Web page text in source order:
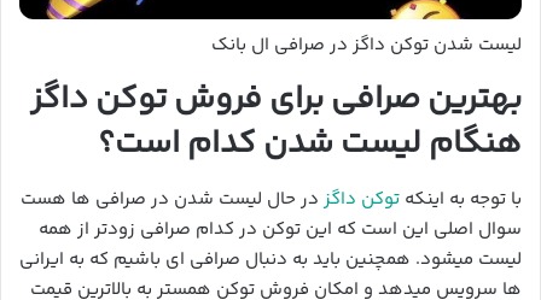
لیست شدن توکن داگز در صرافی ال بانک
بهترین صرافی برای فروش توکن داگز
هنگام لیست شدن کدام است؟
با توجه به اینکه توکن داگز در حال لیست شدن در صرافی ها هست
سوال اصلی این است که این توکن در کدام صرافی زودتر از همه
لیست میشود. همچنین باید به دنبال صرافی ای باشیم که به ایرانی
ها سرویس میدهد و امکان فروش توکن همستر به بالاترین قیمت